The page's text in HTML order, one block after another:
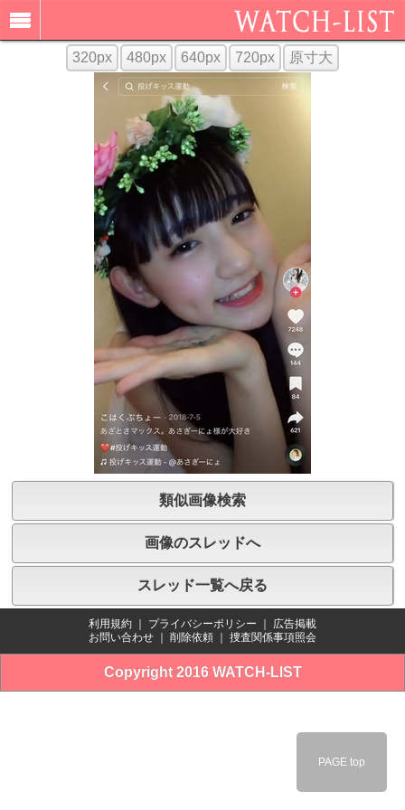
320px 480px 640px 720px 原寸大
類似画像検索
画像のスレッドへ
スレッド一覧へ戻る
利用規約 プライバシーポリシー
広告掲載
お問い合わせ
削除依頼 捜査関係事項照会
Copyright 2016 WATCH-LIST
PAGE top